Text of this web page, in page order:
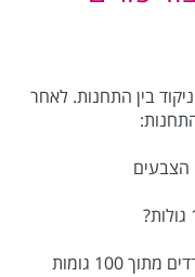
בין התחנות. לאחר
הצבעים
100 גומות